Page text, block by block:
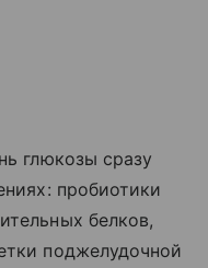
глюкозы сразу
пробиотики
белков,
поджелудочной